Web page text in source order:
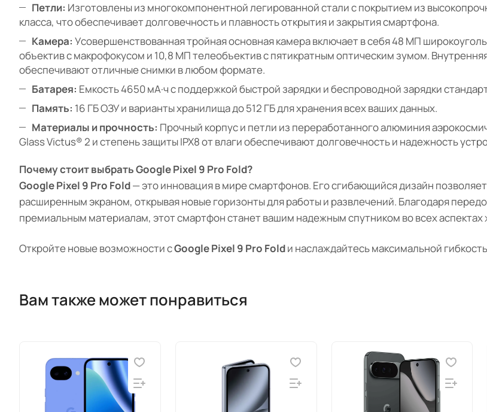
Петли: Изготовлены из многокомпонентной легированной стали с покрытием из
класса, что обеспечивает долговечность и плавность открытия и закрытия смартфона.
Камера: Усовершенствованная тройная основная камера включает в себя 48 МП
объектив с макрофокусом и 10,8 МП телеобъектив с пятикратным оптическим зумом.
обеспечивают отличные снимки в любом формате.
Батарея: Емкость 4650 мА·ч с поддержкой быстрой зарядки и беспроводной зарядки
Память: 16 ГБ ОЗУ и варианты хранилища до 512 ГБ для хранения всех ваших данных.
Материалы и прочность: Прочный корпус и петли из переработанного алюминия
Glass Victus® 2 и степень защиты IPX8 от влаги обеспечивают долговечность и надежность
Почему стоит выбрать Google Pixel 9 Pro Fold?
Google Pixel 9 Pro Fold— это инновация в мире смартфонов. Его сгибающийся дизайн
расширенным экраном, открывая новые горизонты для работы и развлечений. Благодаря
премиальным материалам, этот смартфон станет вашим надежным спутником во всех аспектах
Откройте новые возможности сGoogle Pixel 9 Pro Foldи наслаждайтесь максимальной
Вам также может понравиться